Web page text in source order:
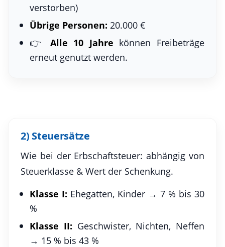
verstorben)
Übrige Personen: 20.000 €
👉 Alle 10 Jahre können Freibeträge
erneut genutzt werden.
2) Steuersätze
Wie bei der Erbschaftsteuer: abhängig von
Steuerklasse & Wert der Schenkung.
Klasse I: Ehegatten, Kinder → 7 % bis 30
%
Klasse II: Geschwister, Nichten, Neffen
→ 15 % bis 43 %